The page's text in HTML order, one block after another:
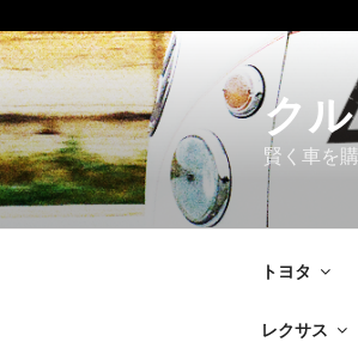
コ
ン
テ
ン
ツ
へ
ス
ク
賢く車を
トヨタ
レクサス